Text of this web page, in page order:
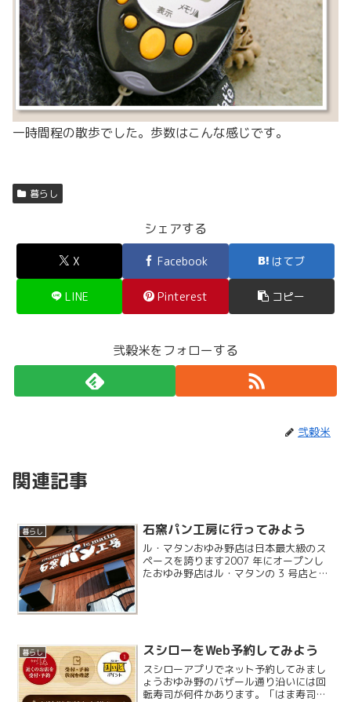
一時間程の散歩でした。歩数はこんな感じです。
暮らし
シェアする
X Facebook はてブ
LINE Pinterest コピー
弐穀米をフォローする
弐穀米
関連記事
暮らし 石窯パン工房に行ってみよう
ル・マタンおゆみ野店は日本最大級のス
ペースを誇ります2007 年にオープンし
たおゆみ野店はル・マタンの 3 号店とな
暮らし スシローをWeb予約してみよう
スシローアプリでネット予約してみまし
ょうおゆみ野のバザール通り沿いには回
転寿司が何件かあります。「はま寿司」